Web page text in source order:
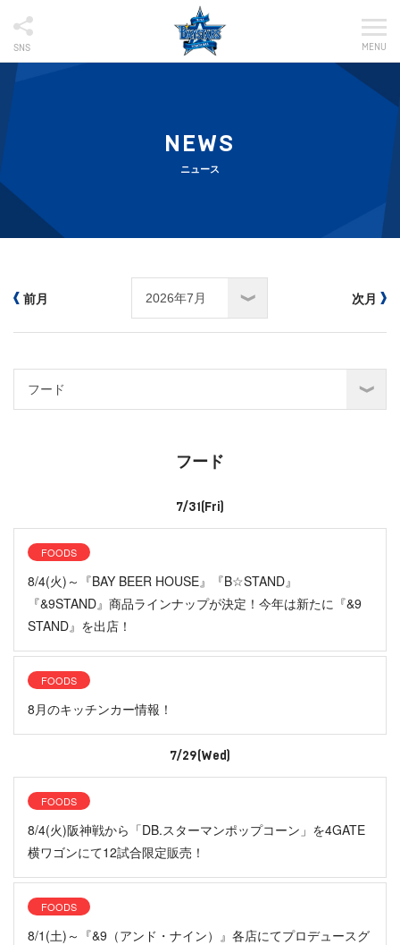
SNS MENU
NEWS
ニュース
前月 次月
フード
7/31(Fri)
FOODS
8/4(火)～『BAY BEER HOUSE』『B☆STAND』
『&9STAND』商品ラインナップが決定！今年は新たに『&9
STAND』を出店！
FOODS
8月のキッチンカー情報！
7/29(Wed)
FOODS
8/4(火)阪神戦から「DB.スターマンポップコーン」を4GATE
横ワゴンにて12試合限定販売！
FOODS
8/1(土)～『&9（アンド・ナイン）』各店にてプロデュースグ